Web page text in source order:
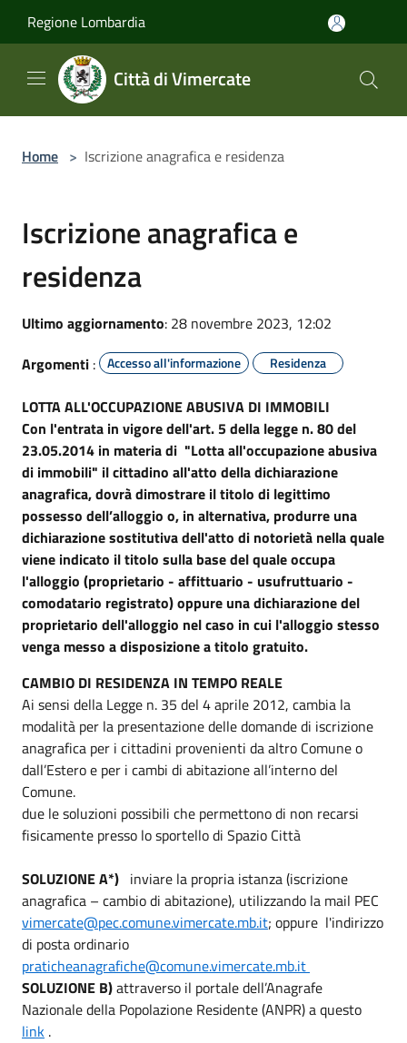
Regione Lombardia
Città di Vimercate
Home > Iscrizione anagrafica e residenza
Iscrizione anagrafica e
residenza
Ultimo aggiornamento: 28 novembre 2023, 12:02
Argomenti : Accesso all'informazione Residenza
LOTTA ALL'OCCUPAZIONE ABUSIVA DI IMMOBILI
Con l'entrata in vigore dell'art. 5 della legge n. 80 del
23.05.2014 in materia di "Lotta all'occupazione abusiva
di immobili" il cittadino all'atto della dichiarazione
anagrafica, dovrà dimostrare il titolo di legittimo
possesso dell’alloggio o, in alternativa, produrre una
dichiarazione sostitutiva dell'atto di notorietà nella quale
viene indicato il titolo sulla base del quale occupa
l'alloggio (proprietario - affittuario - usufruttuario -
comodatario registrato) oppure una dichiarazione del
proprietario dell'alloggio nel caso in cui l'alloggio stesso
venga messo a disposizione a titolo gratuito.
CAMBIO DI RESIDENZA IN TEMPO REALE
Ai sensi della Legge n. 35 del 4 aprile 2012, cambia la
modalità per la presentazione delle domande di iscrizione
anagrafica per i cittadini provenienti da altro Comune o
dall’Estero e per i cambi di abitazione all’interno del
Comune.
due le soluzioni possibili che permettono di non recarsi
fisicamente presso lo sportello di Spazio Città
SOLUZIONE A*) inviare la propria istanza (iscrizione
anagrafica – cambio di abitazione), utilizzando la mail PEC
vimercate@pec.comune.vimercate.mb.it; oppure l'indirizzo
di posta ordinario
praticheanagrafiche@comune.vimercate.mb.it
SOLUZIONE B)attraverso il portale dell’Anagrafe
Nazionale della Popolazione Residente (ANPR) a questo
link .